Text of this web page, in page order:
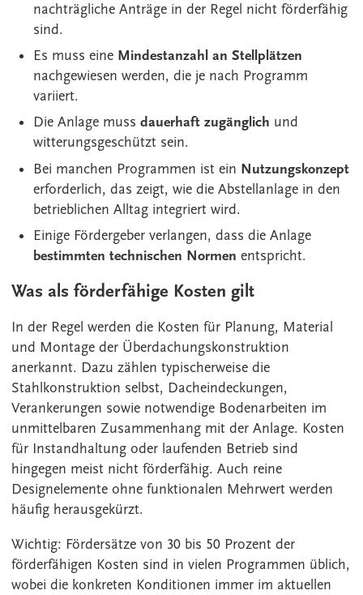
nachträgliche Anträge in der Regel nicht förderfähig
sind.
Es muss eine Mindestanzahl an Stellplätzen
nachgewiesen werden, die je nach Programm
variiert.
Die Anlage muss dauerhaft zugänglich und
witterungsgeschützt sein.
Bei manchen Programmen ist ein Nutzungskonzept
erforderlich, das zeigt, wie die Abstellanlage in den
betrieblichen Alltag integriert wird.
Einige Fördergeber verlangen, dass die Anlage
bestimmten technischen Normen entspricht.
Was als förderfähige Kosten gilt
In der Regel werden die Kosten für Planung, Material
und Montage der Überdachungskonstruktion
anerkannt. Dazu zählen typischerweise die
Stahlkonstruktion selbst, Dacheindeckungen,
Verankerungen sowie notwendige Bodenarbeiten im
unmittelbaren Zusammenhang mit der Anlage. Kosten
für Instandhaltung oder laufenden Betrieb sind
hingegen meist nicht förderfähig. Auch reine
Designelemente ohne funktionalen Mehrwert werden
häufig herausgekürzt.
Wichtig: Fördersätze von 30 bis 50 Prozent der
förderfähigen Kosten sind in vielen Programmen üblich,
wobei die konkreten Konditionen immer im aktuellen